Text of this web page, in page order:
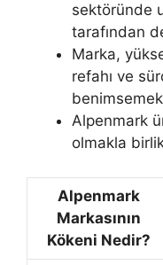
sektöründe
tarafından
Marka,
refahı ve
Alpenmark
olmakla
Alpenmark
Markasının
Kökeni Nedir?